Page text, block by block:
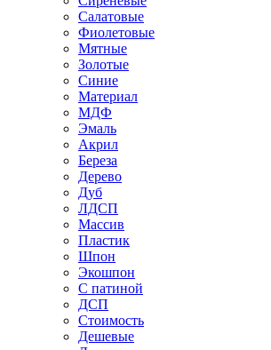
Салатовые
Фиолетовые
Мятные
Золотые
Синие
Материал
МДФ
Эмаль
Акрил
Береза
Дерево
Дуб
ЛДСП
Массив
Пластик
Шпон
Экошпон
С патиной
ДСП
Стоимость
Дешевые